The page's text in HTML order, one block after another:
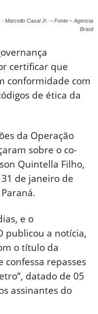
Marcello Casal Jr. – Fonte – Agencia
Brasil
certificar que
conformidade com
de ética da
da Operação
sobre o co-
Quintella Filho,
de janeiro de
e o
publicou a notícia,
o título da
confessa repasses
datado de 05
assinantes do